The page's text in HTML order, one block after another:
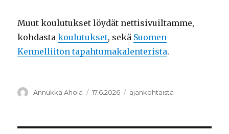
Muut koulutukset löydät nettisivuiltamme,
kohdastakoulutukset, sekä Suomen
Kennelliiton tapahtumakalenterista.
Kirjoittaja
Annukka Ahola Julkaistu
17.6.2026 Kategoriat
ajankohtaista